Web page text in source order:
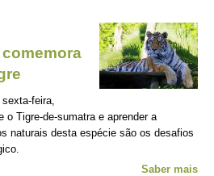
feira,
o Tigre-de-sumatra e aprender a
naturais desta espécie são os desafios
Saber mais